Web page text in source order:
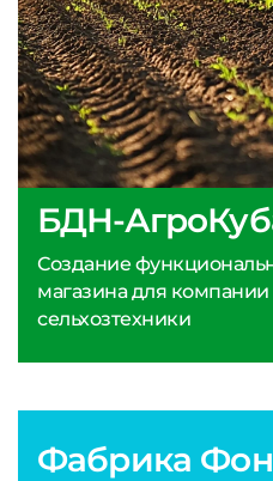
Фабрика
БДН-
Создание
магазина для
сельхозтехники